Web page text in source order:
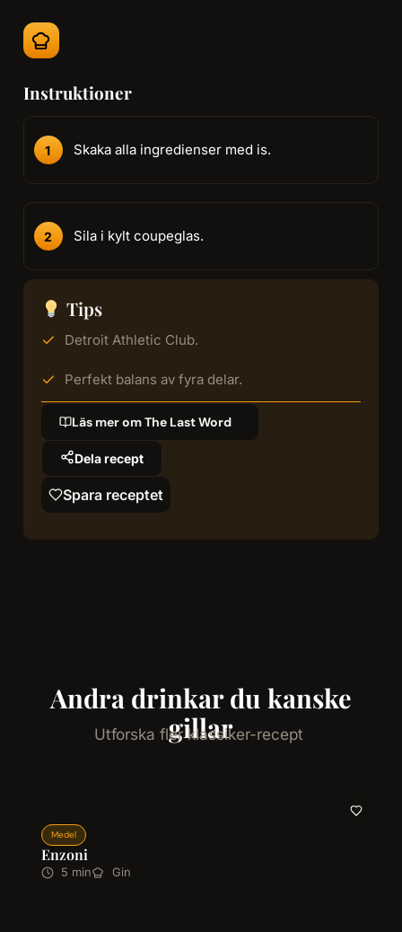
Instruktioner
Skaka alla ingredienser med is.
Sila i kylt coupeglas.
Tips
Detroit Athletic Club.
Perfekt balans av fyra delar.
Läs mer om The Last Word
Dela recept
Spara receptet
Andra drinkar du kanske
gillar
Utforska fler klassiker-recept
Medel
Enzoni
5 min Gin